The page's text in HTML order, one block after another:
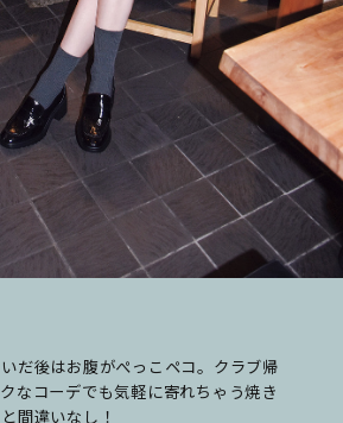
だ後はお腹がぺっこペコ。クラブ帰
なコーデでも気軽に寄れちゃう焼き
間違いなし！